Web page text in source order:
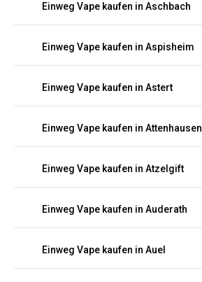
Einweg Vape kaufen in Aschbach
Einweg Vape kaufen in Aspisheim
Einweg Vape kaufen in Astert
Einweg Vape kaufen in Attenhausen
Einweg Vape kaufen in Atzelgift
Einweg Vape kaufen in Auderath
Einweg Vape kaufen in Auel